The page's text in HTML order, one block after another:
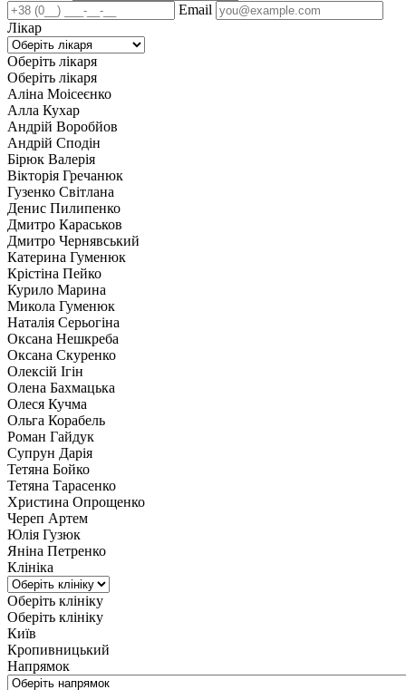
Email
Лікар
Оберіть лікаря
Оберіть лікаря
Аліна Моісеєнко
Алла Кухар
Андрій Воробйов
Андрій Сподін
Бірюк Валерія
Вікторія Гречанюк
Гузенко Світлана
Денис Пилипенко
Дмитро Караськов
Дмитро Чернявський
Катерина Гуменюк
Крістіна Пейко
Курило Марина
Микола Гуменюк
Наталія Серьогіна
Оксана Нешкреба
Оксана Скуренко
Олексій Ігін
Олена Бахмацька
Олеся Кучма
Ольга Корабель
Роман Гайдук
Супрун Дарія
Тетяна Бойко
Тетяна Тарасенко
Христина Опрощенко
Череп Артем
Юлія Гузюк
Яніна Петренко
Клініка
Оберіть клініку
Оберіть клініку
Київ
Кропивницький
Напрямок